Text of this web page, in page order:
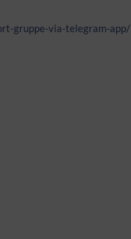
gruppe-via-telegram-app/